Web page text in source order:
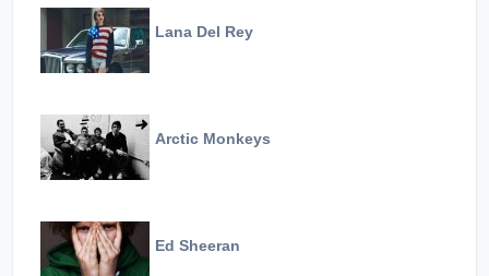
Lana Del Rey
Arctic Monkeys
Ed Sheeran